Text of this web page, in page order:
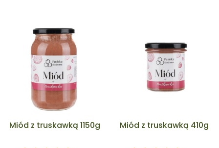
Miód z truskawką 1150g Miód z truskawką 410g